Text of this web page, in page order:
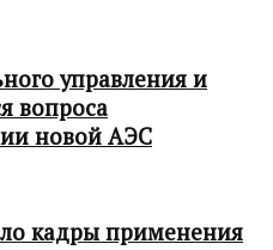
управления и
вопроса
новой АЭС
кадры применения